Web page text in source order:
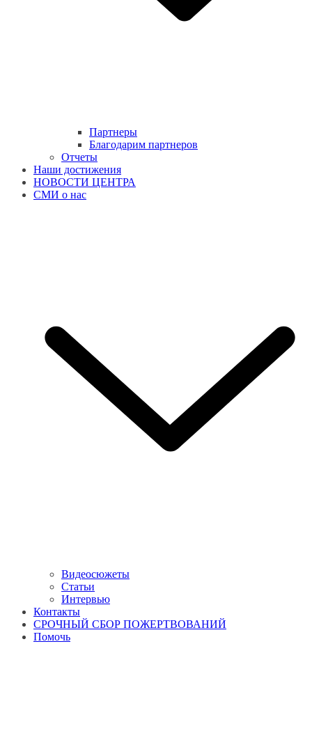
Партнеры
Благодарим партнеров
Отчеты
Наши достижения
НОВОСТИ ЦЕНТРА
СМИ о нас
Видеосюжеты
Статьи
Интервью
Контакты
СРОЧНЫЙ СБОР ПОЖЕРТВОВАНИЙ
Помочь